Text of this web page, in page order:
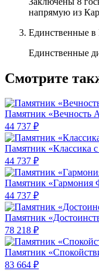
напрямую из
Единственные
Единственные
Смотрите
Памятник «Вечность
44 737 ₽
Памятник «Классика
44 737 ₽
Памятник «Гармония
44 737 ₽
Памятник
78 218 ₽
Памятник
83 664 ₽